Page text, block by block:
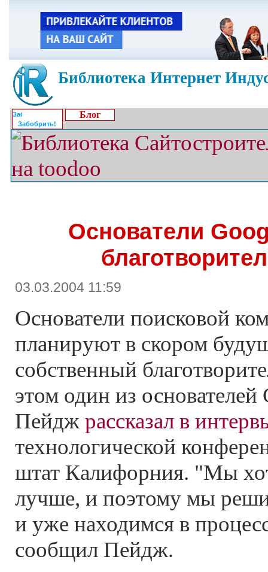
Библиотека Интернет
Забобрить!
Блог
Основатели
03.03.2004 11:59
Основатели поисковой
планируют в скором
собственный
этом один из
Пейдж рассказал в
технологической
штат Калифорния. "Мы
лучше, и поэтому мы
и уже находимся в
сообщил Пейдж.